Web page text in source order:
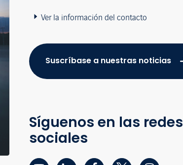
Ver la información del contacto
Suscríbase a nuestras noticias
Síguenos en las redes
sociales